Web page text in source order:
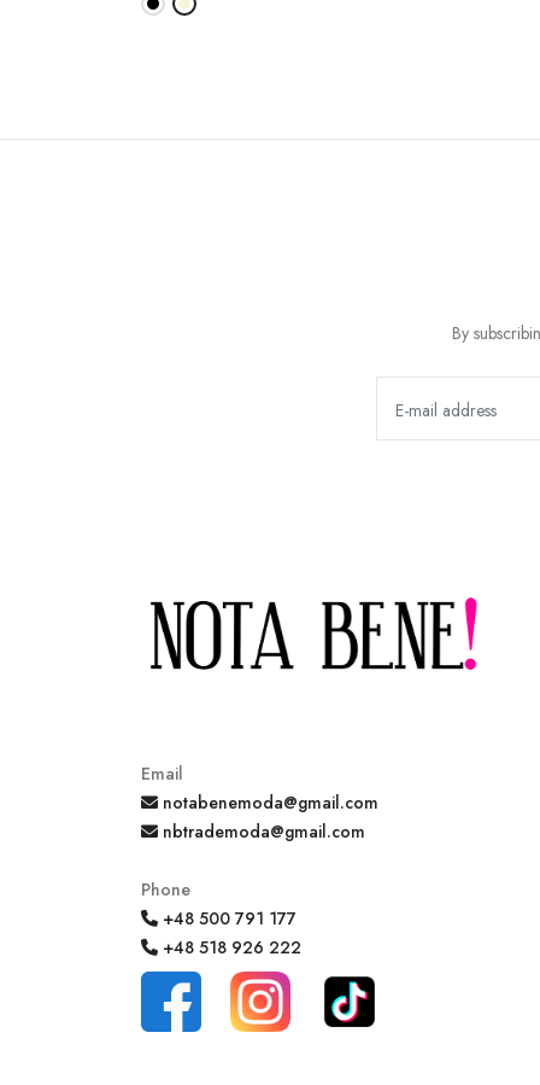
By
Email
notabenemoda@gmail.com
nbtrademoda@gmail.com
Phone
+48 500 791 177
+48 518 926 222